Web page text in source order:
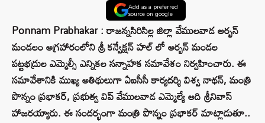
Add as a preferred
source on google
Ponnam Prabhakar : రాజన్నసిరిసిల్ల జిల్లా వేములవాడ అర్బన్
మండలం అగ్రహారంలోని శ్రీ కన్వేక్షన్ హల్ లో అర్బన్ మండల
పట్టభద్రుల ఎమ్మెల్సీ ఎన్నికల సన్నాహక సమావేశం నిర్వహించారు. ఈ
సమావేశానికి ముఖ్య అతిథులుగా ఏఐసీసీ కార్యదర్శి విశ్వ నాథన్, మంత్రి
పొన్నం ప్రభాకర్, ప్రభుత్వ విప్ వేములవాడ ఎమ్మెల్యే అది శ్రీనివాస్
హాజరయ్యారు. ఈ సందర్భంగా మంత్రి పొన్నం ప్రభాకర్ మాట్లాడుతూ..